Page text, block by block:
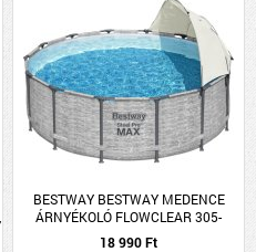
BESTWAY BESTWAY MEDENCE
ÁRNYÉKOLÓ FLOWCLEAR 305-
549CM KEREK MEDENCÉKHEZ
18 990 Ft